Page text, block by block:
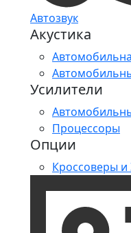
Автозвук
Акустика
Усилители
Процессоры
Опции
Кроссоверы и